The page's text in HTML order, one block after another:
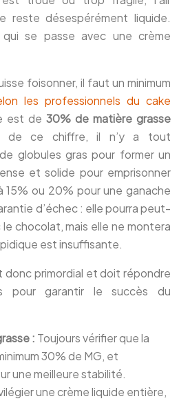
reste désespérément liquide.
se passe avec une crème
foisonner, il faut un minimum
les professionnels du cake
est de 30% de matière grasse
de ce chiffre, il n’y a tout
globules gras pour former un
et solide pour emprisonner
15% ou 20% pour une ganache
d’échec : elle pourra peut-
le chocolat, mais elle ne montera
est insuffisante.
donc primordial et doit répondre
pour garantir le succès du
: Toujours vérifier que la
30% de MG, et
une meilleure stabilité.
une crème liquide entière,